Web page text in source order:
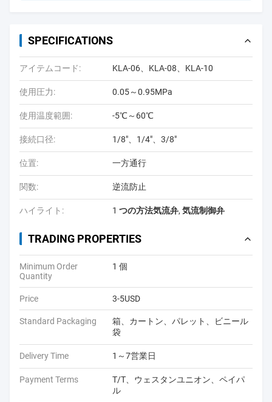
SPECIFICATIONS
アイテムコード: KLA-06、KLA-08、KLA-10
使用圧力: 0.05～0.95MPa
使用温度範囲: -5℃～60℃
接続口径: 1/8"、1/4"、3/8"
位置: 一方通行
関数: 逆流防止
ハイライト: 1 つの方法気流弁, 気流制御弁
TRADING PROPERTIES
Minimum Order
Quantity
1 個
Price 3-5USD
Standard Packaging
箱、カートン、パレット、ビニール
袋
Delivery Time 1～7営業日
Payment Terms
T/T、ウェスタンユニオン、ペイパ
ル